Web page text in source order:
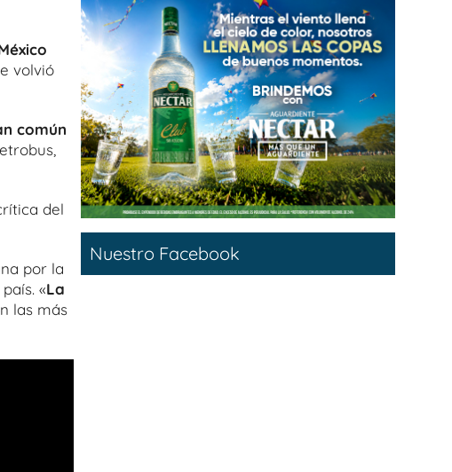
volvió
común
del
por la
«La
las más
Nuestro Facebook